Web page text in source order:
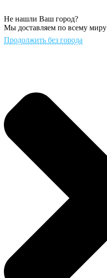
Не нашли Ваш город?
Мы доставляем по всему миру
Продолжить без города